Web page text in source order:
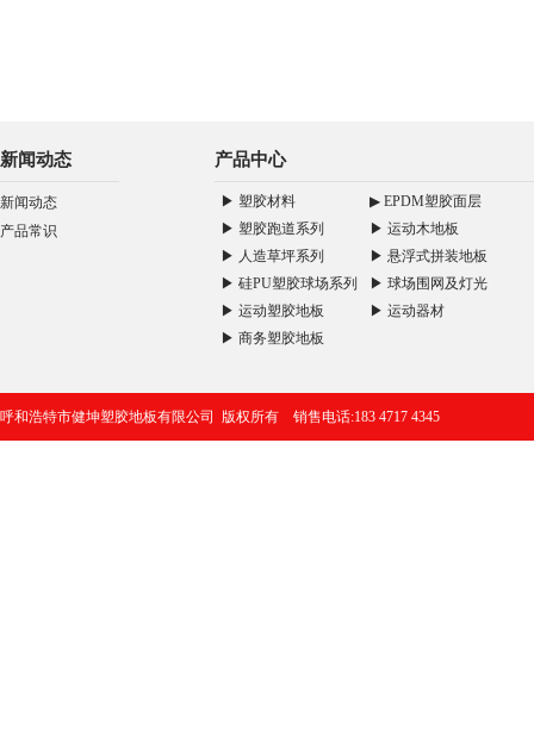
新闻动态
新闻动态
产品常识
产品中心
▶ 塑胶材料
▶ EPDM塑胶面层
▶ 塑胶跑道系列
▶ 运动木地板
▶ 人造草坪系列
▶ 悬浮式拼装地板
▶ 硅PU塑胶球场系列
▶ 球场围网及灯光
▶ 运动塑胶地板
▶ 运动器材
▶ 商务塑胶地板
呼和浩特市健坤塑胶地板有限公司 版权所有 销售电话:183 4717 4345